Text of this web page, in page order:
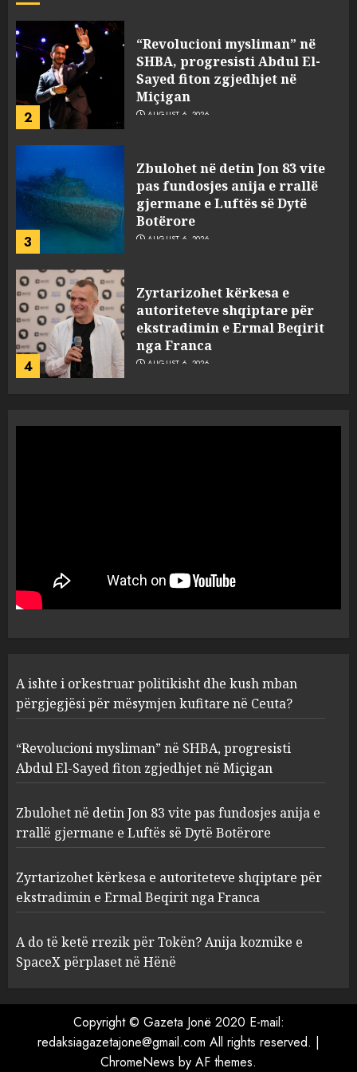
3
Zbulohet në detin Jon 83 vite
pas fundosjes anija e rrallë
gjermane e Luftës së Dytë
Botërore
AUGUST 6, 2026
4
Zyrtarizohet kërkesa e
autoriteteve shqiptare për
ekstradimin e Ermal Beqirit
nga Franca
AUGUST 6, 2026
5
A do të ketë rrezik për Tokën?
Anija kozmike e SpaceX
përplaset në Hënë
AUGUST 6, 2026
2
Sayed fiton zgjedhjet në
Miçigan
AUGUST 6, 2026
3
pas fundosjes anija e rrallë
gjermane e Luftës së Dytë
Botërore
autoriteteve shqiptare për
ekstradimin e Ermal Beqirit
nga Franca
Anija kozmike e SpaceX
përplaset në Hënë
A ishte i orkestruar politikisht dhe kush mban
përgjegjësi për mësymjen kufitare në Ceuta?
“Revolucioni mysliman” në SHBA, progresisti
Abdul El-Sayed fiton zgjedhjet në Miçigan
Zbulohet në detin Jon 83 vite pas fundosjes anija e
rrallë gjermane e Luftës së Dytë Botërore
Zyrtarizohet kërkesa e autoriteteve shqiptare për
ekstradimin e Ermal Beqirit nga Franca
A do të ketë rrezik për Tokën? Anija kozmike e
SpaceX përplaset në Hënë
Copyright © Gazeta Jonë 2020 E-mail:
redaksiagazetajone@gmail.com All rights reserved. |
ChromeNews by AF themes.